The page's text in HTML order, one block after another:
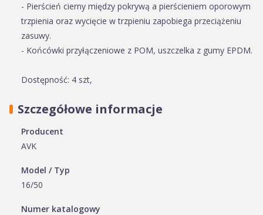
- Pierścień cierny między pokrywą a pierścieniem oporowym
trzpienia oraz wycięcie w trzpieniu zapobiega przeciążeniu
zasuwy.
- Końcówki przyłączeniowe z POM, uszczelka z gumy EPDM.
Dostępność: 4 szt,
Szczegółowe informacje
Producent
AVK
Model / Typ
16/50
Numer katalogowy